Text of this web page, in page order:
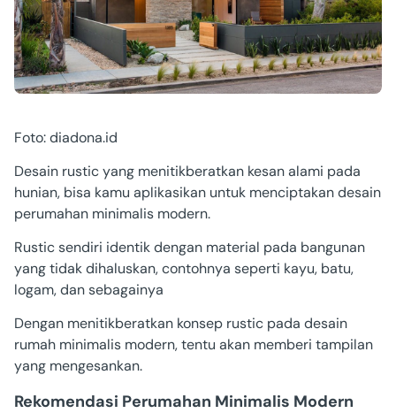
Foto: diadona.id
Desain rustic yang menitikberatkan kesan alami pada
hunian, bisa kamu aplikasikan untuk menciptakan desain
perumahan minimalis modern.
Rustic sendiri identik dengan material pada bangunan
yang tidak dihaluskan, contohnya seperti kayu, batu,
logam, dan sebagainya
Dengan menitikberatkan konsep rustic pada desain
rumah minimalis modern, tentu akan memberi tampilan
yang mengesankan.
Rekomendasi Perumahan Minimalis Modern